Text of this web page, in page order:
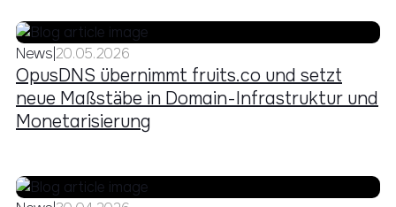
News20.05.2026
OpusDNS übernimmt fruits.co und setzt
neue Maßstäbe in Domain-Infrastruktur und
Monetarisierung